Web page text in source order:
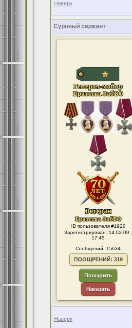
Наверх
Суровый сержант
.
ID пользователя #1920
Зарегистрирован: 14.02.09 :
17:45
Сообщений: 15634
ПООЩРЕНИЙ: 319
Поощрить
Наказать
Наверх